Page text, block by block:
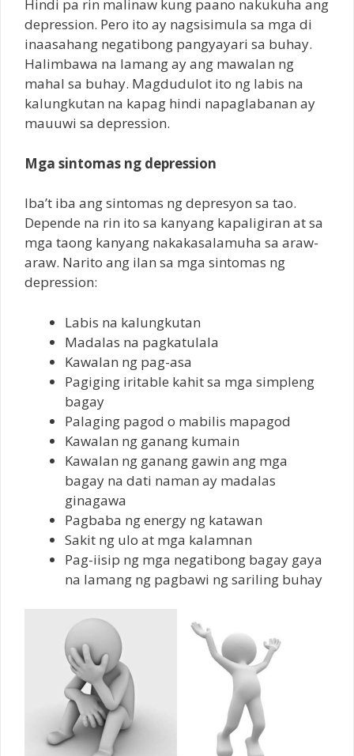
Hindi pa rin malinaw kung paano nakukuha ang
depression. Pero ito ay nagsisimula sa mga di
inaasahang negatibong pangyayari sa buhay.
Halimbawa na lamang ay ang mawalan ng
mahal sa buhay. Magdudulot ito ng labis na
kalungkutan na kapag hindi napaglabanan ay
mauuwi sa depression.
Mga sintomas ng depression
Iba’t iba ang sintomas ng depresyon sa tao.
Depende na rin ito sa kanyang kapaligiran at sa
mga taong kanyang nakakasalamuha sa araw-
araw. Narito ang ilan sa mga sintomas ng
depression:
Labis na kalungkutan
Madalas na pagkatulala
Kawalan ng pag-asa
Pagiging iritable kahit sa mga simpleng
bagay
Palaging pagod o mabilis mapagod
Kawalan ng ganang kumain
Kawalan ng ganang gawin ang mga
bagay na dati naman ay madalas
ginagawa
Pagbaba ng energy ng katawan
Sakit ng ulo at mga kalamnan
Pag-iisip ng mga negatibong bagay gaya
na lamang ng pagbawi ng sariling buhay